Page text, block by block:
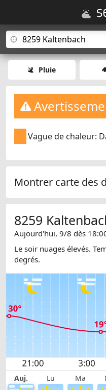
Pluie
Vague de chaleur:
Montrer carte des
8259
Aujourd'hui, 9/8 dès
Le soir nuages élevés.
degrés.
Auj. Lu Ma